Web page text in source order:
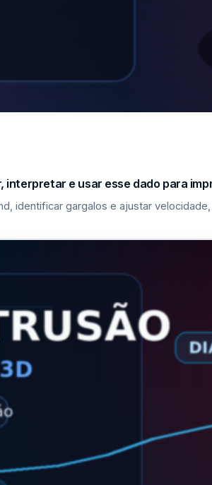
interpretar e usar esse dado para
identificar gargalos e ajustar